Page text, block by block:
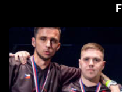
Filmy
Seriály